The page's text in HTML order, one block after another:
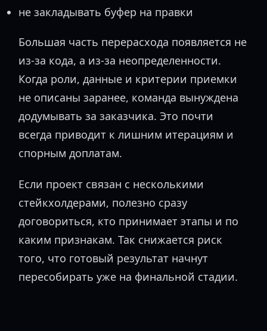
не закладывать буфер на правки
Большая часть перерасхода появляется не
из-за кода, а из-за неопределенности.
Когда роли, данные и критерии приемки
не описаны заранее, команда вынуждена
додумывать за заказчика. Это почти
всегда приводит к лишним итерациям и
спорным доплатам.
Если проект связан с несколькими
стейкхолдерами, полезно сразу
договориться, кто принимает этапы и по
каким признакам. Так снижается риск
того, что готовый результат начнут
пересобирать уже на финальной стадии.